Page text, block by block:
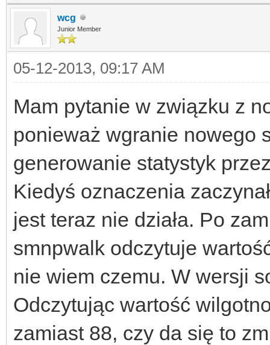
wcg
Junior Member
05-12-2013, 09:17 AM
Mam pytanie w związku z
ponieważ wgranie nowego
generowanie statystyk
Kiedyś oznaczenia
jest teraz nie działa. Po
smnpwalk odczytuje
nie wiem czemu. W wersji
Odczytując wartość
zamiast 88, czy da się to